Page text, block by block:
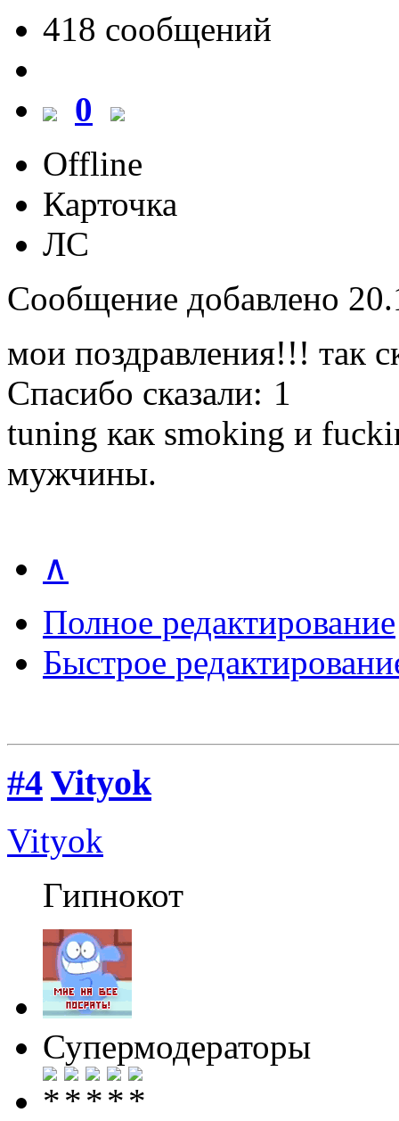
418 cообщений
0
Offline
Карточка
ЛС
Сообщение добавлено
мои поздравления!!! так
Спасибо сказали: 1
tuning как smoking и
мужчины.
∧
Полное редактирование
Быстрое
#4 Vityok
Vityok
Гипнокот
Супермодераторы